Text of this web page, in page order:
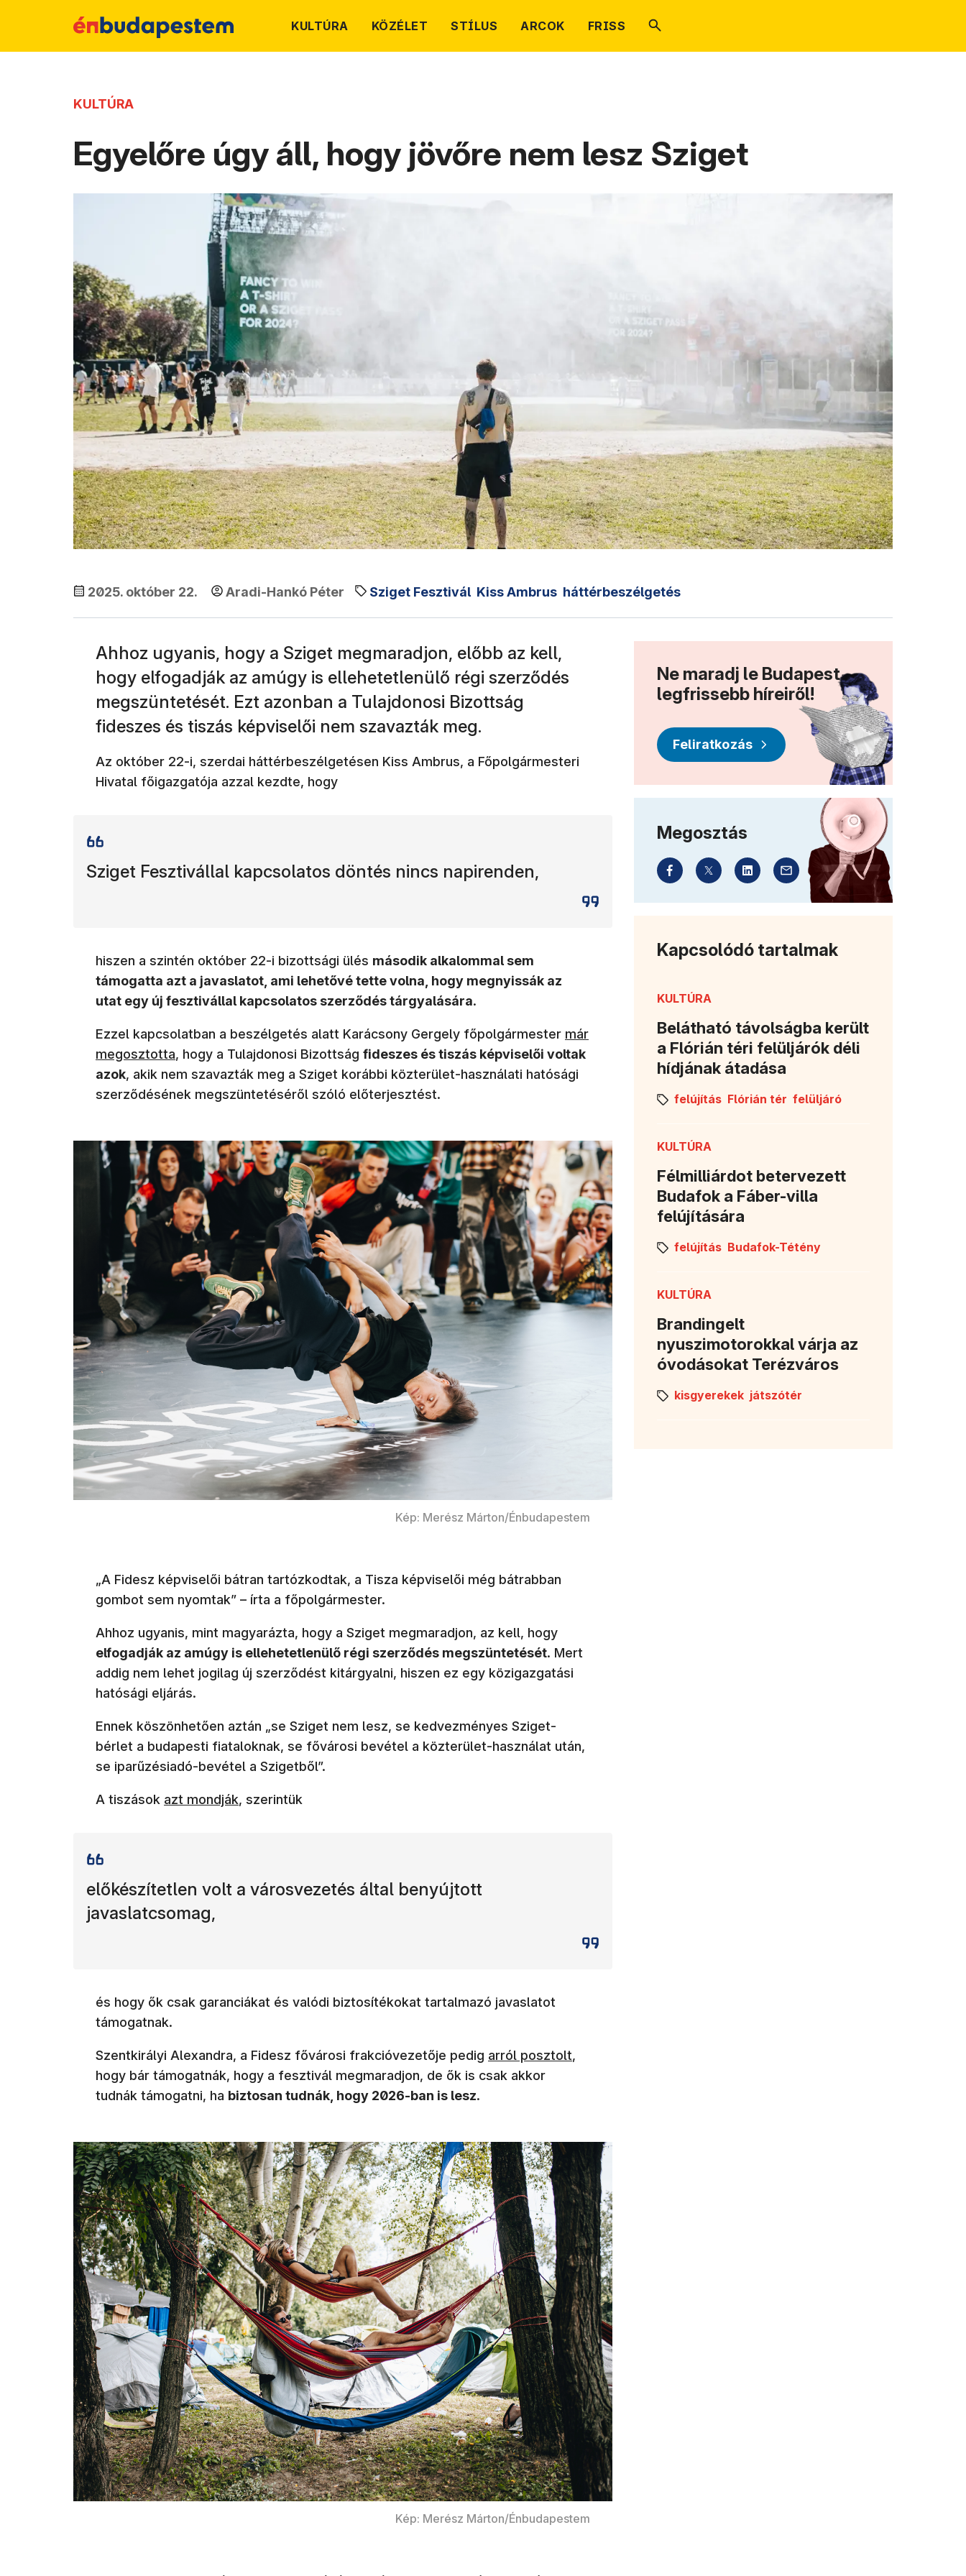
KULTÚRA KÖZÉLET STÍLUS ARCOK FRISS
KULTÚRA
Egyelőre úgy áll, hogy jövőre nem lesz Sziget
2025. október 22. Aradi-Hankó Péter Sziget Fesztivál Kiss Ambrus háttérbeszélgetés
Ahhoz ugyanis, hogy a Sziget megmaradjon, előbb az kell,
hogy elfogadják az amúgy is ellehetetlenülő régi szerződés
megszüntetését. Ezt azonban a Tulajdonosi Bizottság
fideszes és tiszás képviselői nem szavazták meg.
Az október 22-i, szerdai háttérbeszélgetésen Kiss Ambrus, a Főpolgármesteri
Hivatal főigazgatója azzal kezdte, hogy
Sziget Fesztivállal kapcsolatos döntés nincs napirenden,
hiszen a szintén október 22-i bizottsági ülés második alkalommal sem
támogatta azt a javaslatot, ami lehetővé tette volna, hogy megnyissák az
utat egy új fesztivállal kapcsolatos szerződés tárgyalására.
Ezzel kapcsolatban a beszélgetés alatt Karácsony Gergely főpolgármester (új ablakban nyílik meg)
már
megosztotta, hogy a Tulajdonosi Bizottság fideszes és tiszás képviselői voltak
azok, akik nem szavazták meg a Sziget korábbi közterület-használati hatósági
szerződésének megszüntetéséről szóló előterjesztést.
Kép: Merész Márton/Énbudapestem
„A Fidesz képviselői bátran tartózkodtak, a Tisza képviselői még bátrabban
gombot sem nyomtak” – írta a főpolgármester.
Ahhoz ugyanis, mint magyarázta, hogy a Sziget megmaradjon, az kell, hogy
elfogadják az amúgy is ellehetetlenülő régi szerződés megszüntetését. Mert
addig nem lehet jogilag új szerződést kitárgyalni, hiszen ez egy közigazgatási
hatósági eljárás.
Ennek köszönhetően aztán „se Sziget nem lesz, se kedvezményes Sziget-
bérlet a budapesti fiataloknak, se fővárosi bevétel a közterület-használat után,
se iparűzésiadó-bevétel a Szigetből”.
A tiszások (új ablakban nyílik meg)
azt mondják, szerintük
előkészítetlen volt a városvezetés által benyújtott
javaslatcsomag,
és hogy ők csak garanciákat és valódi biztosítékokat tartalmazó javaslatot
támogatnak.
Szentkirályi Alexandra, a Fidesz fővárosi frakcióvezetője pedig (új ablakban nyílik meg)
arról posztolt,
hogy bár támogatnák, hogy a fesztivál megmaradjon, de ők is csak akkor
tudnák támogatni, ha biztosan tudnák, hogy 2026-ban is lesz.
Kép: Merész Márton/Énbudapestem
Ne maradj le Budapest
legfrissebb híreiről!
Feliratkozás
Megosztás
Kapcsolódó tartalmak
KULTÚRA
Belátható távolságba került
a Flórián téri felüljárók déli
hídjának átadása
felújítás Flórián tér felüljáró
KULTÚRA
Félmilliárdot betervezett
Budafok a Fáber-villa
felújítására
felújítás Budafok-Tétény
KULTÚRA
Brandingelt
nyuszimotorokkal várja az
óvodásokat Terézváros
kisgyerekek játszótér